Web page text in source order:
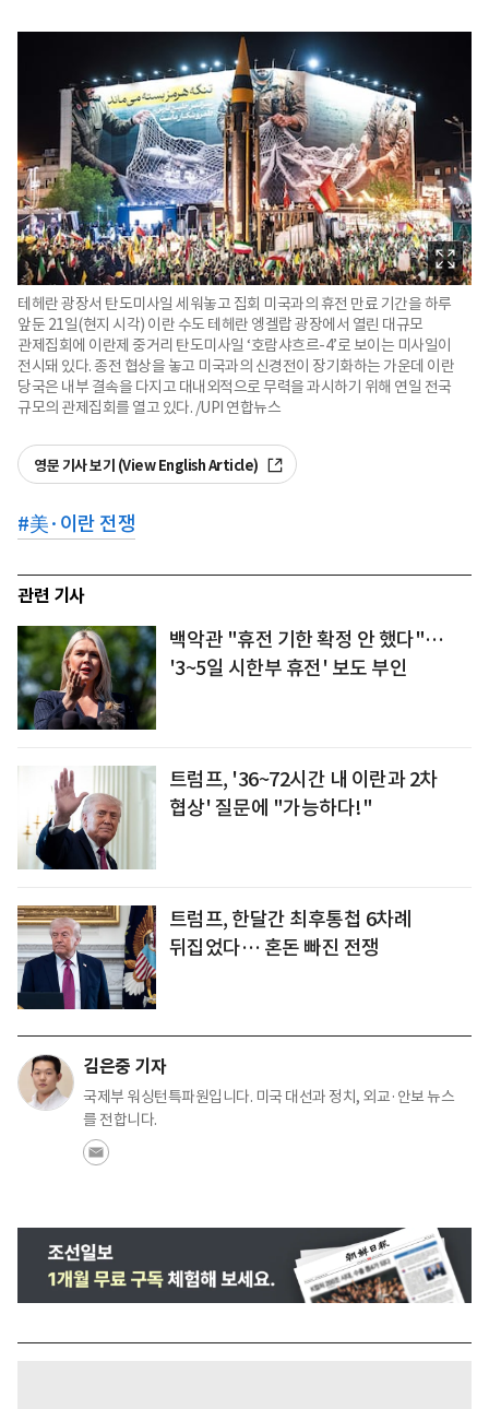
테헤란 광장서 탄도미사일 세워놓고 집회 미국과의 휴전 만료 기간을 하루
앞둔 21일(현지 시각) 이란 수도 테헤란 엥겔랍 광장에서 열린 대규모
관제집회에 이란제 중거리 탄도미사일 ‘호람샤흐르-4’로 보이는 미사일이
전시돼 있다. 종전 협상을 놓고 미국과의 신경전이 장기화하는 가운데 이란
당국은 내부 결속을 다지고 대내외적으로 무력을 과시하기 위해 연일 전국
규모의 관제집회를 열고 있다. /UPI 연합뉴스
영문 기사 보기 (View English Article)
#美·이란 전쟁
관련 기사
백악관 "휴전 기한 확정 안 했다"…
'3~5일 시한부 휴전' 보도 부인
트럼프, '36~72시간 내 이란과 2차
협상' 질문에 "가능하다!"
트럼프, 한달간 최후통첩 6차례
뒤집었다… 혼돈 빠진 전쟁
김은중 기자
국제부 워싱턴특파원입니다. 미국 대선과 정치, 외교·안보 뉴스
를 전합니다.